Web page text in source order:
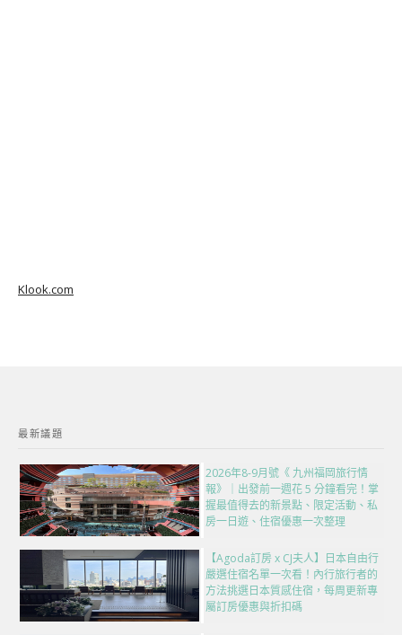
Klook.com
最新議題
2026年8-9月號《 九州福岡旅行情
報》｜出發前一週花 5 分鐘看完！掌
握最值得去的新景點、限定活動、私
房一日遊、住宿優惠一次整理
【Agoda訂房 x CJ夫人】日本自由行
嚴選住宿名單一次看！內行旅行者的
方法挑選日本質感住宿，每周更新專
屬訂房優惠與折扣碼